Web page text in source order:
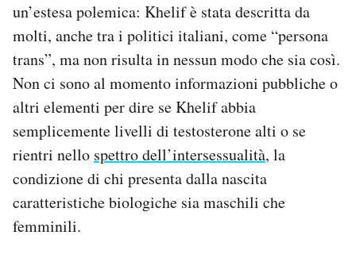
un’estesa polemica: Khelif è stata descritta da
molti, anche tra i politici italiani, come “persona
trans”, ma non risulta in nessun modo che sia così.
Non ci sono al momento informazioni pubbliche o
altri elementi per dire se Khelif abbia
semplicemente livelli di testosterone alti o se
rientri nello spettro dell’intersessualità, la
condizione di chi presenta dalla nascita
caratteristiche biologiche sia maschili che
femminili.